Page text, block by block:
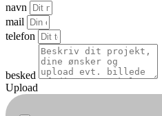
navn
mail
telefon
besked
Upload